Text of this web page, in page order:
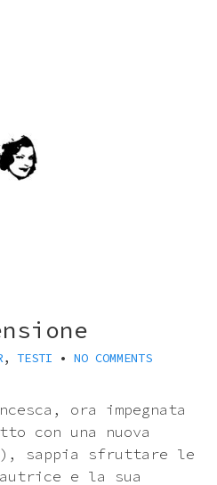
, TESTI • NO COMMENTS
ora impegnata
con una nuova
sappia sfruttare le
e la sua